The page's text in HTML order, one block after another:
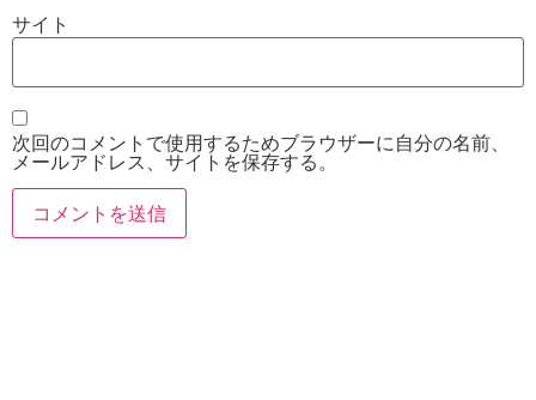
サイト
次回のコメントで使用するためブラウザーに自分の名前、
メールアドレス、サイトを保存する。